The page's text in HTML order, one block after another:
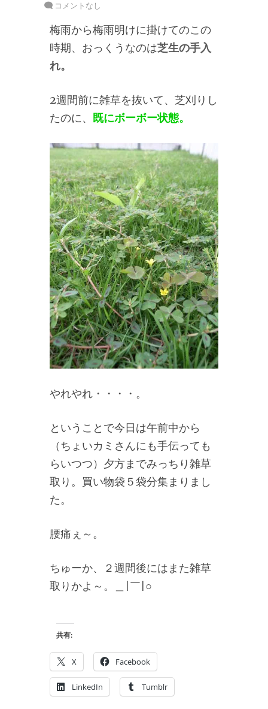
コメントなし
梅雨から梅雨明けに掛けてのこの
時期、おっくうなのは芝生の手入
れ。
2週間前に雑草を抜いて、芝刈りし
たのに、 既にボーボー状態。
やれやれ・・・・。
ということで今日は午前中から
（ちょいカミさんにも手伝っても
らいつつ）夕方までみっちり雑草
取り。買い物袋５袋分集まりまし
た。
腰痛ぇ～。
ちゅーか、２週間後にはまた雑草
取りかよ～。＿|￣|○
共有:
X Facebook
LinkedIn Tumblr